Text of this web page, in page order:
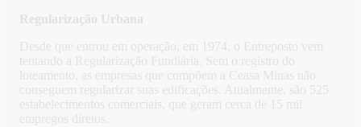
Regularização Urbana
Desde que entrou em operação, em 1974, o Entreposto vem
tentando a Regularização Fundiária. Sem o registro do
loteamento, as empresas que compõem a Ceasa Minas não
conseguem regularizar suas edificações. Atualmente, são 525
estabelecimentos comerciais, que geram cerca de 15 mil
empregos diretos.